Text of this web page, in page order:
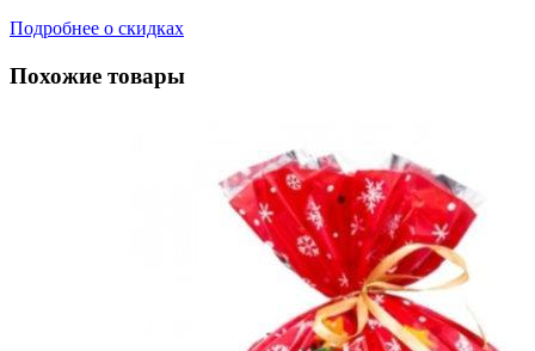
Подробнее о скидках
Похожие товары